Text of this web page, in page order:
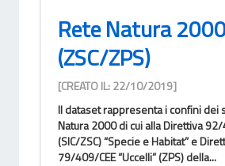
Rete Natura
(ZSC/ZPS)
[CREATO IL: 22/10/2019]
Il dataset rappresenta i confini dei
Natura 2000 di cui alla Direttiva 92/
(SIC/ZSC) “Specie e Habitat” e
79/409/CEE “Uccelli” (ZPS) della...